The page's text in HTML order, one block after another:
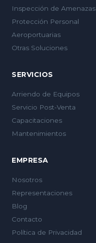
Inspección de Amenazas
Protección Personal
Aeroportuarias
Otras Soluciones
SERVICIOS
Arriendo de Equipos
Servicio Post-Venta
Capacitaciones
Mantenimientos
EMPRESA
Nosotros
Representaciones
Blog
Contacto
Política de Privacidad